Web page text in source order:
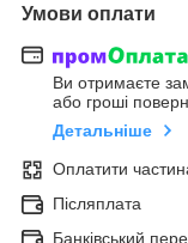
Умови оплати
Ви отримаєте
або гроші
Детальніше
Оплатити
Післяплата
Банківський